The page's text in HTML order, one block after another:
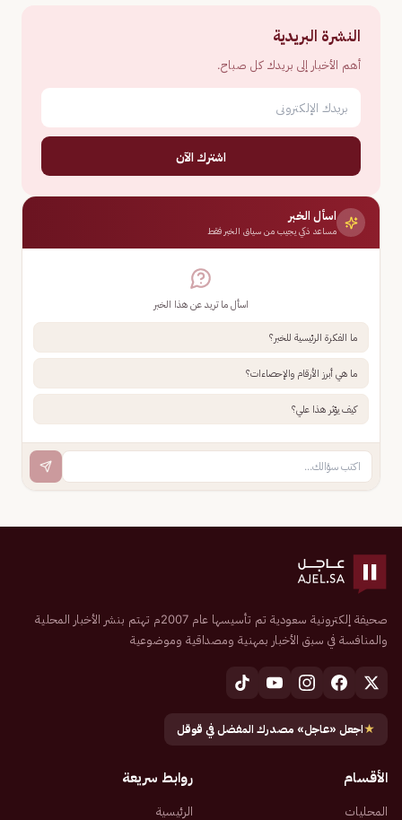
النشرة البريدية
أهم الأخبار إلى بريدك كل صباح.
اشترك الآن
اسأل الخبر
مساعد ذكي يجيب من سياق الخبر فقط
اسأل ما تريد عن هذا الخبر
ما الفكرة الرئيسية للخبر؟
ما هي أبرز الأرقام والإحصاءات؟
كيف يؤثر هذا علي؟
صحيفة إلكترونية سعودية تم تأسيسها عام 2007م تهتم بنشر الأخبار المحلية
والمنافسة في سبق الأخبار بمهنية ومصداقية وموضوعية
★اجعل «عاجل» مصدرك المفضل في قوقل
الأقسام
المحليات
روابط سريعة
الرئيسية